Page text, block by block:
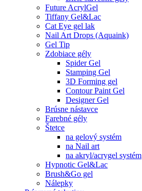
Future AcrylGel
Tiffany Gel&Lac
Cat Eye gel lak
Nail Art Drops (Aquaink)
Gel Tip
Zdobiace gély
Spider Gel
Stamping Gel
3D Forming gel
Contour Paint Gel
Designer Gel
Brúsne nástavce
Farebné gély
Štetce
na gelový systém
na Nail art
na akryl/acrygel systém
Hypnotic Gel&Lac
Brush&Go gel
Nálepky